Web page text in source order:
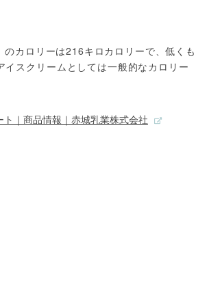
カロリーは216キロカロリーで、低くも
イスクリームとしては一般的なカロリー
ト｜商品情報｜赤城乳業株式会社